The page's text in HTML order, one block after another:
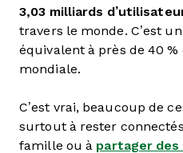
3,03 milliards
travers le monde. C’est
équivalent à près de 40
mondiale.
C’est vrai, beaucoup de
surtout à rester
famille ou à partager des